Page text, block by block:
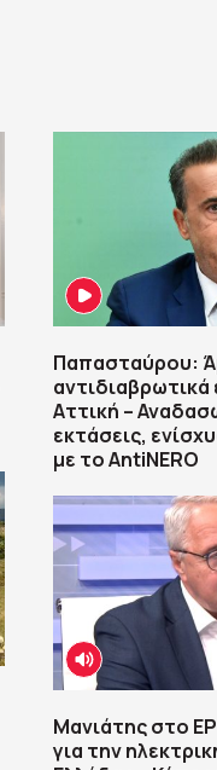
Παπασταύρου:
Αττική –
εκτάσεις,
με το AntiNERO
Μανιάτης στο
για την